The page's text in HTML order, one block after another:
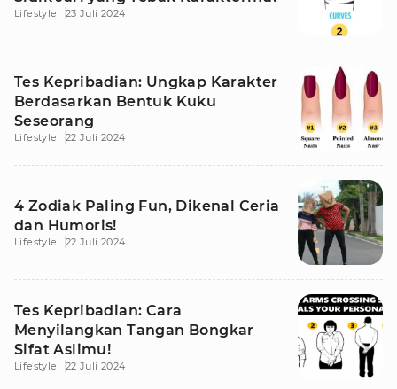
Lifestyle 23 Juli 2024
Tes Kepribadian: Ungkap Karakter
Berdasarkan Bentuk Kuku
Seseorang
Lifestyle 22 Juli 2024
4 Zodiak Paling Fun, Dikenal Ceria
dan Humoris!
Lifestyle 22 Juli 2024
Tes Kepribadian: Cara
Menyilangkan Tangan Bongkar
Sifat Aslimu!
Lifestyle 22 Juli 2024